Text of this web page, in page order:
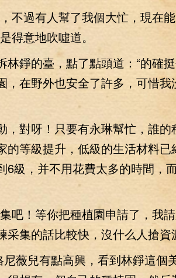
過有人幫了我個大忙，現在能
得意地吹噓道。
錚的臺，點了點頭道：“的確
，在野外也安全了許多，可惜我
呀！只要有永琳幫忙，誰的
的等級提升，低級的生活材料已
6級，并不用花費太多的時間，
！等你把種植園申請了，我
采集的話比較快，沒什么人搶資
兒有點高興，看到林錚這個